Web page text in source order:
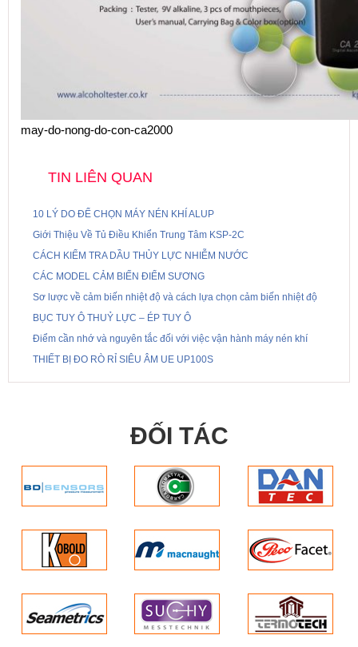
may-do-nong-do-con-ca2000
TIN LIÊN QUAN
10 LÝ DO ĐỂ CHỌN MÁY NÉN KHÍ ALUP
Giới Thiệu Về Tủ Điều Khiển Trung Tâm KSP-2C
CÁCH KIỂM TRA DẦU THỦY LỰC NHIỄM NƯỚC
CÁC MODEL CẢM BIẾN ĐIỂM SƯƠNG
Sơ lược về cảm biến nhiệt độ và cách lựa chọn cảm biến nhiệt độ
BỤC TUY Ô THUỶ LỰC – ÉP TUY Ô
Điểm cần nhớ và nguyên tắc đối với việc vận hành máy nén khí
THIẾT BỊ ĐO RÒ RỈ SIÊU ÂM UE UP100S
ĐỐI TÁC